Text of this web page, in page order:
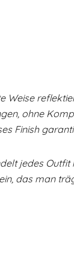
Weise
ohne
Finish
jedes Outfit
das man